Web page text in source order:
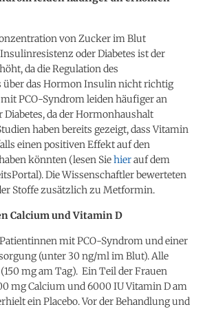
von Zucker im Blut
oder Diabetes ist der
da die Regulation des
über das Hormon Insulin nicht richtig
PCO-Syndrom leiden häufiger an
da der Hormonhaushalt
haben bereits gezeigt, dass Vitamin
einen positiven Effekt auf den
könnten (lesen Siehierauf dem
Die Wissenschaftler bewerteten
Stoffe zusätzlich zu Metformin.
Calcium und Vitamin D
mit PCO-Syndrom und einer
(unter 30 ng/ml im Blut). Alle
mg am Tag). Ein Teil der Frauen
mg Calcium und 6000 IU Vitamin D am
ein Placebo. Vor der Behandlung und